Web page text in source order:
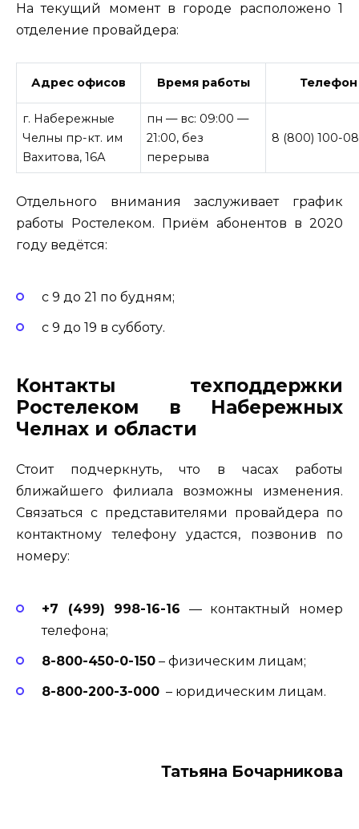
На текущий момент в городе расположено 1
отделение провайдера:
Адрес офисов Время работы Телефон
г. Набережные
Челны пр-кт. им
Вахитова, 16А
пн — вс: 09:00 —
21:00, без
перерыва
8 (800) 100-
Отдельного внимания заслуживает график
работы Ростелеком. Приём абонентов в 2020
году ведётся:
с 9 до 21 по будням;
с 9 до 19 в субботу.
Контакты техподдержки
Ростелеком в Набережных
Челнах и области
Стоит подчеркнуть, что в часах работы
ближайшего филиала возможны изменения.
Связаться с представителями провайдера по
контактному телефону удастся, позвонив по
номеру:
+7 (499) 998-16-16 — контактный номер
телефона;
8-800-450-0-150 – физическим лицам;
8-800-200-3-000 – юридическим лицам.
Тать­яна Бо­чар­ни­кова